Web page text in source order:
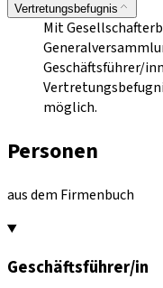
Vertretungsbefugnis
Mit
Geschäftsführer/
möglich.
Personen
aus dem Firmenbuch
Geschäftsführer/in